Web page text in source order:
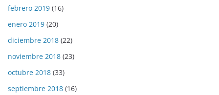
febrero 2019 (16)
enero 2019 (20)
diciembre 2018 (22)
noviembre 2018 (23)
octubre 2018 (33)
septiembre 2018 (16)